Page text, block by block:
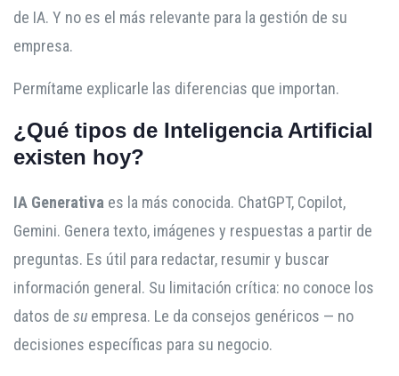
de IA. Y no es el más relevante para la gestión de su
empresa.
Permítame explicarle las diferencias que importan.
¿Qué tipos de Inteligencia Artificial
existen hoy?
IA Generativa es la más conocida. ChatGPT, Copilot,
Gemini. Genera texto, imágenes y respuestas a partir de
preguntas. Es útil para redactar, resumir y buscar
información general. Su limitación crítica: no conoce los
datos de su empresa. Le da consejos genéricos — no
decisiones específicas para su negocio.